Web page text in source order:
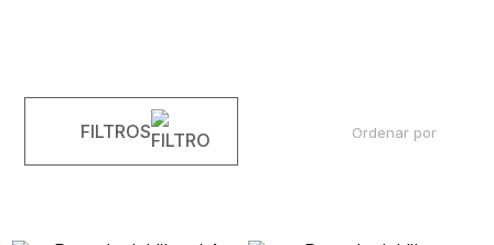
FILTROS Ordenar por